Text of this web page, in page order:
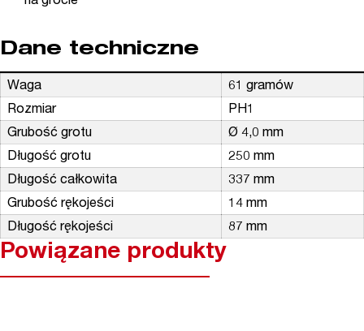
Dane techniczne
Waga
61 gramów
Rozmiar
PH1
Grubość grotu
Ø 4,0 mm
Długość grotu
250 mm
Długość całkowita
337 mm
Grubość rękojeści
14 mm
Długość rękojeści
87 mm
Powiązane produkty